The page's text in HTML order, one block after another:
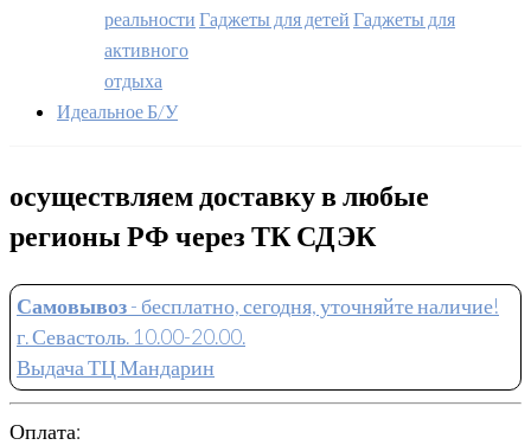
реальности Гаджеты для детей Гаджеты для
активного
отдыха
Идеальное Б/У
осуществляем доставку в любые
регионы РФ через ТК СДЭК
Самовывоз- бесплатно, сегодня, уточняйте наличие!
г. Севастоль. 10.00-20.00.
Выдача ТЦ Мандарин
Оплата: